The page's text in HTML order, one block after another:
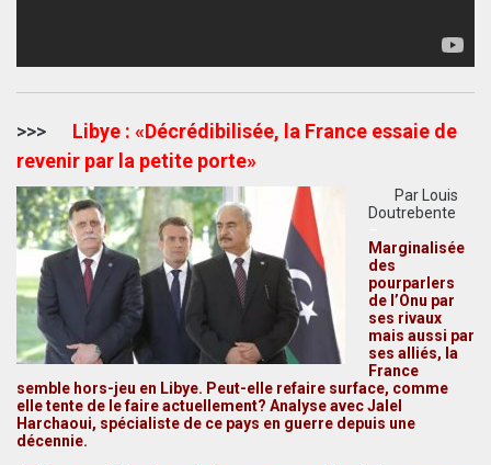
>>> Libye : «Décrédibilisée, la France essaie de
revenir par la petite porte»
Par Louis
Doutrebente
Marginalisée
des
pourparlers
de l’Onu par
ses rivaux
mais aussi par
ses alliés, la
France
semble hors-jeu en Libye. Peut-elle refaire surface, comme
elle tente de le faire actuellement? Analyse avec Jalel
Harchaoui, spécialiste de ce pays en guerre depuis une
décennie.